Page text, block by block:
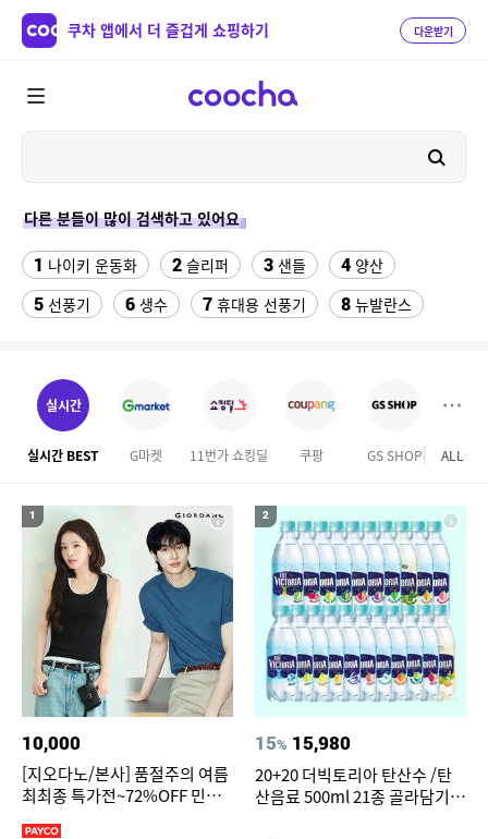
쿠차 앱에서 더 즐겁게 쇼핑하기 다운받기
다른 분들이 많이 검색하고 있어요
1 나이키 운동화 2 슬리퍼 3 샌들 4 양산
5 선풍기 6 생수 7 휴대용 선풍기 8 뉴발란스
11 수향미쌀10kg특등급
13 성인용세발자전거중고
14 자동차 온풍기 차량용 히터 24V 12V 미니 난방기
오랄비 어린이 전동칫솔모 리필 댄스복 상의
55인치 V 18 오션월드 종일권 19 파타고니아
20 대나무돗자리
ALL
실시간
실시간 BEST G마켓 11번가 쇼킹딜 쿠팡 GS SHOP
1
10,000
[지오다노/본사] 품절주의 여름
최최종 특가전~72%OFF 민소
2
15% 15,980
20+20 더빅토리아 탄산수 /탄
산음료 500ml 21종 골라담기